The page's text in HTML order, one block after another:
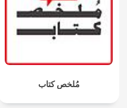
مُلخص كتاب